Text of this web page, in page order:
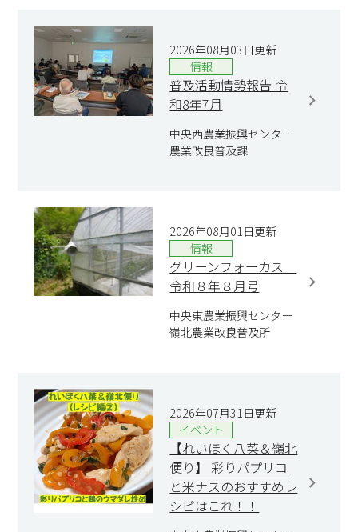
2026年08月03日更新
情報
普及活動情勢報告 令
和8年7月
中央西農業振興センター
農業改良普及課
2026年08月01日更新
情報
グリーンフォーカス
令和８年８月号
中央東農業振興センター
嶺北農業改良普及所
2026年07月31日更新
イベント
【れいほく八菜＆嶺北
便り】 彩りパプリコ
と米ナスのおすすめレ
シピはこれ！！